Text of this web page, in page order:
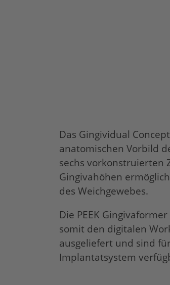
Das Gingividual
anatomischen Vorbild
sechs vorkonstruierten
Gingivahöhen
des Weichgewebes.
Die PEEK
somit den digitalen
ausgeliefert und sind
Implantatsystem